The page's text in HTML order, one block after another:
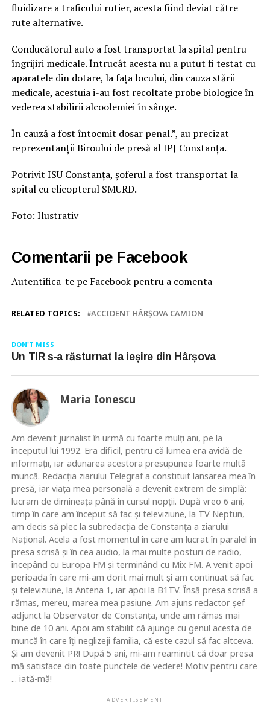
fluidizare a traficului rutier, acesta fiind deviat către
rute alternative.
Conducătorul auto a fost transportat la spital pentru
îngrijiri medicale. Întrucât acesta nu a putut fi testat cu
aparatele din dotare, la fața locului, din cauza stării
medicale, acestuia i-au fost recoltate probe biologice în
vederea stabilirii alcoolemiei în sânge.
În cauză a fost întocmit dosar penal.”, au precizat
reprezentanții Biroului de presă al IPJ Constanța.
Potrivit ISU Constanța, șoferul a fost transportat la
spital cu elicopterul SMURD.
Foto: Ilustrativ
Comentarii pe Facebook
Autentifica-te pe Facebook pentru a comenta
RELATED TOPICS: ACCIDENT HÂRȘOVA CAMION
DON'T MISS
Un TIR s-a răsturnat la ieșire din Hârșova
Maria Ionescu
Am devenit jurnalist în urmă cu foarte mulţi ani, pe la
începutul lui 1992. Era dificil, pentru că lumea era avidă de
informaţii, iar adunarea acestora presupunea foarte multă
muncă. Redacţia ziarului Telegraf a constituit lansarea mea în
presă, iar viaţa mea personală a devenit extrem de simplă:
lucram de dimineaţa până în cursul nopţii. După vreo 6 ani,
timp în care am început să fac şi televiziune, la TV Neptun,
am decis să plec la subredacţia de Constanţa a ziarului
Naţional. Acela a fost momentul în care am lucrat în paralel în
presa scrisă şi în cea audio, la mai multe posturi de radio,
începând cu Europa FM şi terminând cu Mix FM. A venit apoi
perioada în care mi-am dorit mai mult şi am continuat să fac
şi televiziune, la Antena 1, iar apoi la B1TV. Însă presa scrisă a
rămas, mereu, marea mea pasiune. Am ajuns redactor şef
adjunct la Observator de Constanţa, unde am rămas mai
bine de 10 ani. Apoi am stabilit că ajunge cu genul acesta de
muncă în care îţi neglizeji familia, că este cazul să fac altceva.
Şi am devenit PR! După 5 ani, mi-am reamintit că doar presa
mă satisface din toate punctele de vedere! Motiv pentru care
... iată-mă!
ADVERTISEMENT